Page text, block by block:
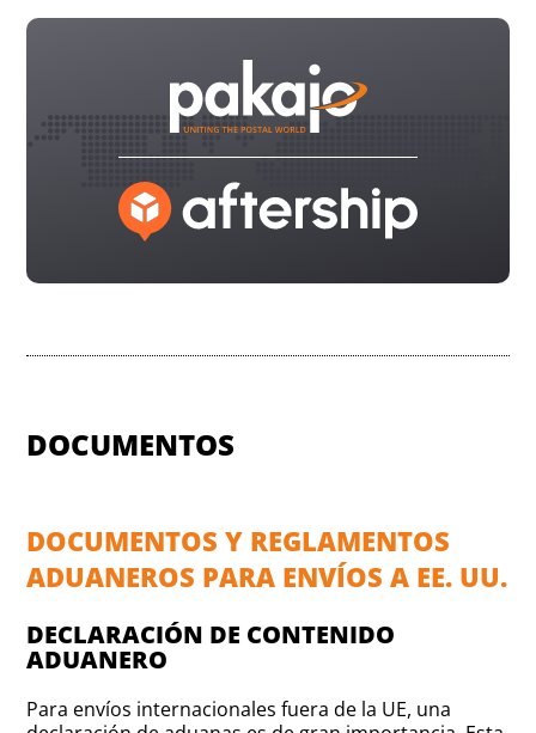
DOCUMENTOS
DOCUMENTOS Y REGLAMENTOS
ADUANEROS PARA ENVÍOS A EE. UU.
DECLARACIÓN DE CONTENIDO
ADUANERO
Para envíos internacionales fuera de la UE, una